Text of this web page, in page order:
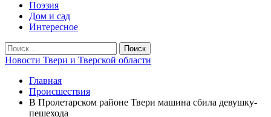
Поэзия
Дом и сад
Интересное
Новости Твери и Тверской области
Главная
Происшествия
В Пролетарском районе Твери машина сбила девушку-
пешехода